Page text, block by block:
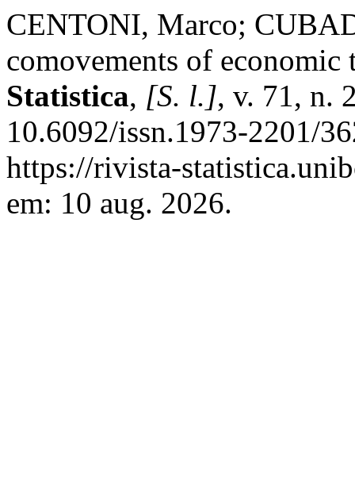
CENTONI, Marco;
comovements of economic
Statistica, [S. l.], v. 71, n.
10.6092/issn.1973-2201/
https://rivista-
em: 10 aug. 2026.